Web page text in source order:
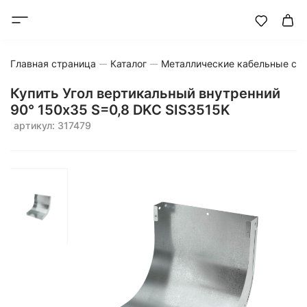
Главная страница Каталог Металлические кабельные
Купить Угол вертикальный внутренний
90° 150x35 S=0,8 DKC SIS3515K
артикул: 317479